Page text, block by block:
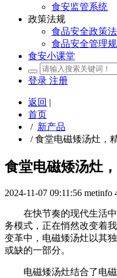
食安监管系统
政策法规
食品安全政策
食品安全管理
食安小课堂
登录 注册
返回 |
首页
/ 新产品
/食堂电磁矮汤灶，
食堂电磁矮汤灶
2024-11-07 09:11:56 metinfo
在快节奏的现代生活
务模式，正在悄然改变着
变革中，电磁矮汤灶以其
或缺的一部分。
电磁矮汤灶结合了电